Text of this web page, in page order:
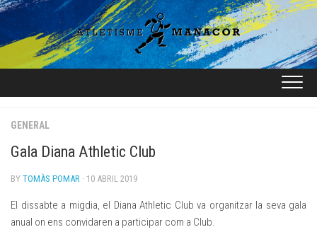
Skip
to
content
GENERAL
Gala Diana Athletic Club
BY TOMÀS POMAR · 10 ABRIL 2019
El dissabte a migdia, el Diana Athletic Club va organitzar la seva gala
anual on ens convidaren a participar com a Club.